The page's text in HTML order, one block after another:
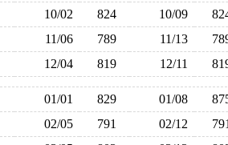
10/02 824 10/09
11/06 789 11/13
12/04 819 12/11
01/01 829 01/08
02/05 791 02/12